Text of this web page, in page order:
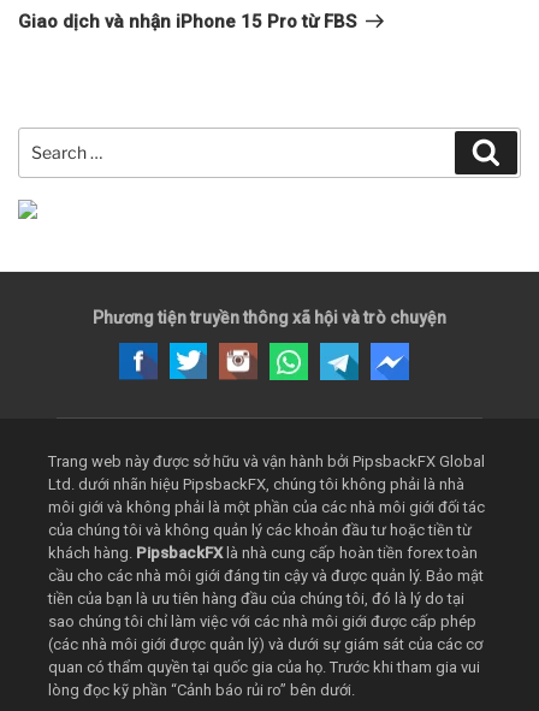
Post
Giao dịch và nhận iPhone 15 Pro từ FBS
for:
Phương tiện truyền thông xã hội và trò chuyện
Trang web này được sở hữu và vận hành bởi PipsbackFX Global
Ltd. dưới nhãn hiệu PipsbackFX, chúng tôi không phải là nhà
môi giới và không phải là một phần của các nhà môi giới đối tác
của chúng tôi và không quản lý các khoản đầu tư hoặc tiền từ
khách hàng. PipsbackFXlà nhà cung cấp hoàn tiền forex toàn
cầu cho các nhà môi giới đáng tin cậy và được quản lý. Bảo mật
tiền của bạn là ưu tiên hàng đầu của chúng tôi, đó là lý do tại
sao chúng tôi chỉ làm việc với các nhà môi giới được cấp phép
(các nhà môi giới được quản lý) và dưới sự giám sát của các cơ
quan có thẩm quyền tại quốc gia của họ. Trước khi tham gia vui
lòng đọc kỹ phần “Cảnh báo rủi ro” bên dưới.